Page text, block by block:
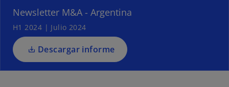
Newsletter M&A - Argentina
H1 2024 | Julio 2024
Descargar informe
u
n
a
e